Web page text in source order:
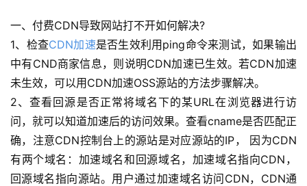
一、付费CDN导致网站打不开如何解决?
1、检查CDN加速是否生效利用ping命令来测试，如果输出
中有CND商家信息，则说明CDN加速已生效。若CDN加速
未生效，可以用CDN加速OSS源站的方法步骤解决。
2、查看回源是否正常将域名下的某URL在浏览器进行访
问，就可以知道加速后的访问效果。查看cname是否匹配正
确，注意CDN控制台上的源站是对应源站的IP， 因为CDN
有两个域名：加速域名和回源域名，加速域名指向CDN，
回源域名指向源站。用户通过加速域名访问CDN，CDN通